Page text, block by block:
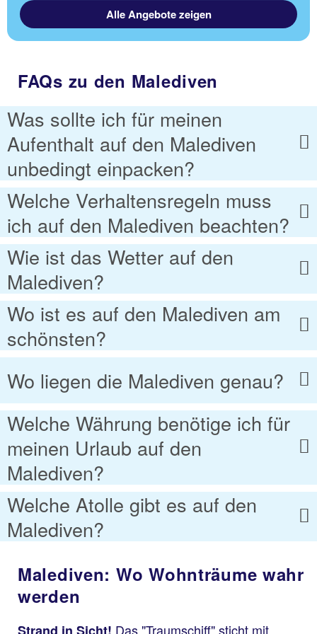
Alle Angebote zeigen
FAQs zu den Malediven
Was sollte ich für meinen
Aufenthalt auf den Malediven
unbedingt einpacken?
Welche Verhaltensregeln muss
ich auf den Malediven beachten?
Wie ist das Wetter auf den
Malediven?
Wo ist es auf den Malediven am
schönsten?
Wo liegen die Malediven genau?
Welche Währung benötige ich für
meinen Urlaub auf den
Malediven?
Welche Atolle gibt es auf den
Malediven?
Malediven: Wo Wohnträume wahr
werden
Strand in Sicht! Das "Traumschiff" sticht mit